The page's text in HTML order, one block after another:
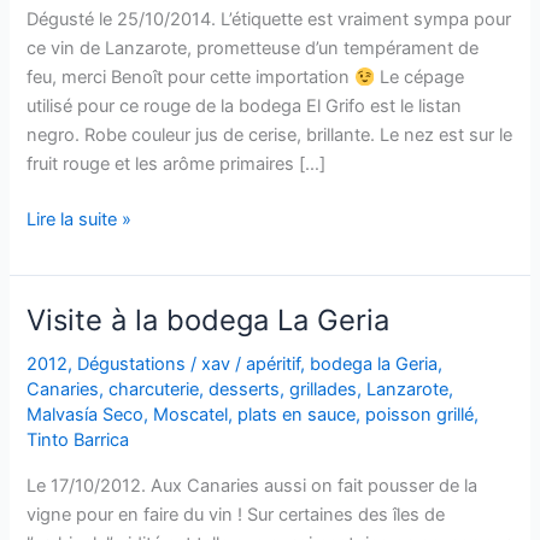
Dégusté le 25/10/2014. L’étiquette est vraiment sympa pour
ce vin de Lanzarote, prometteuse d’un tempérament de
feu, merci Benoît pour cette importation
Le cépage
utilisé pour ce rouge de la bodega El Grifo est le listan
negro. Robe couleur jus de cerise, brillante. Le nez est sur le
fruit rouge et les arôme primaires […]
Listan
–
El
Grifo
–
2013
Lire la suite »
Visite à la bodega La Geria
2012, Dégustations /xav/apéritif, bodega la Geria,
Canaries,charcuterie,desserts,grillades, Lanzarote,
Malvasía Seco, Moscatel, plats en sauce, poisson grillé,
Tinto Barrica
Le 17/10/2012. Aux Canaries aussi on fait pousser de la
vigne pour en faire du vin ! Sur certaines des îles de